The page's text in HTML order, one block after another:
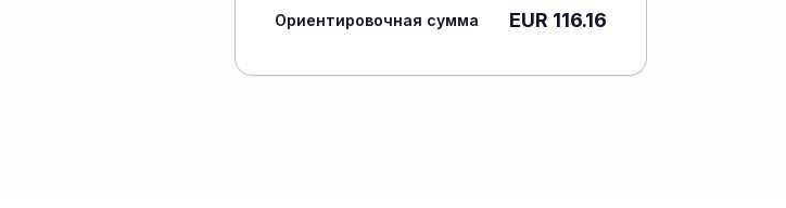
Ориентировочная сумма EUR 116.16